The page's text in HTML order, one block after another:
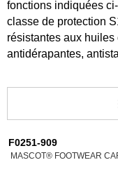
fonctions indiquées
classe de protection
résistantes aux
antidérapantes,
F0251-909
MASCOT® FOOTWEAR